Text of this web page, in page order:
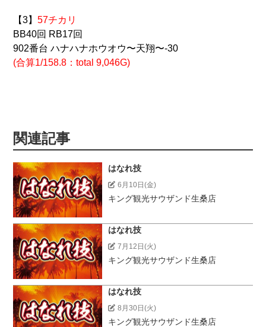
【3】57チカリ
BB40回 RB17回
902番台 ハナハナホウオウ〜天翔〜-30
(合算1/158.8 ：total 9,046G)
関連記事
はなれ技
6月10日(金)
キング観光サウザンド生桑店
はなれ技
7月12日(火)
キング観光サウザンド生桑店
はなれ技
8月30日(火)
キング観光サウザンド生桑店